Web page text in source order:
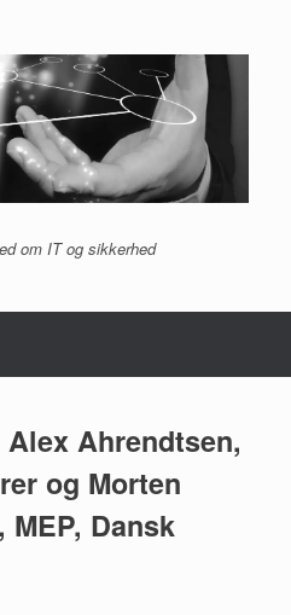
om IT og sikkerhed
Alex Ahrendtsen,
og Morten
Dansk